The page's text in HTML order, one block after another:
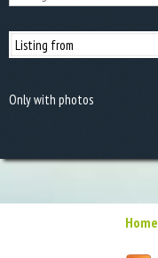
Only with photos
Home